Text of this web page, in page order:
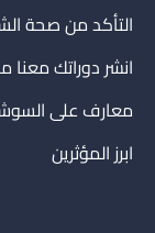
التأكد من صحة
انشر دوراتك معنا
معارف على
ابرز المؤثرين